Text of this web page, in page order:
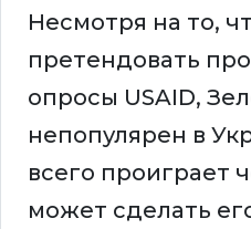
Несмотря на то,
претендовать
опросы USAID,
непопулярен в
всего проиграет
может сделать